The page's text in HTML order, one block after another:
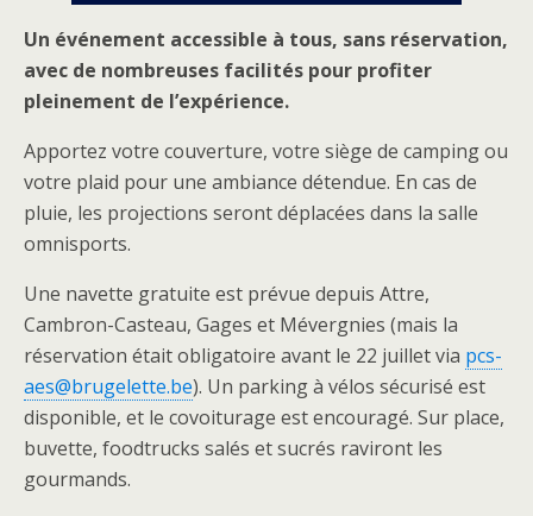
Un événement accessible à tous, sans réservation,
avec de nombreuses facilités pour profiter
pleinement de l’expérience.
Apportez votre couverture, votre siège de camping ou
votre plaid pour une ambiance détendue. En cas de
pluie, les projections seront déplacées dans la salle
omnisports.
Une navette gratuite est prévue depuis Attre,
Cambron-Casteau, Gages et Mévergnies (mais la
réservation était obligatoire avant le 22 juillet via pcs-
aes@brugelette.be). Un parking à vélos sécurisé est
disponible, et le covoiturage est encouragé. Sur place,
buvette, foodtrucks salés et sucrés raviront les
gourmands.